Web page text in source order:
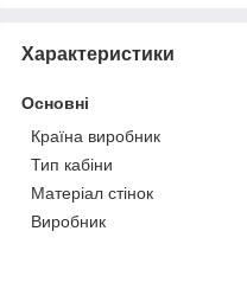
Характеристики
Основні
Країна виробник
Тип кабіни
Матеріал стінок
Виробник